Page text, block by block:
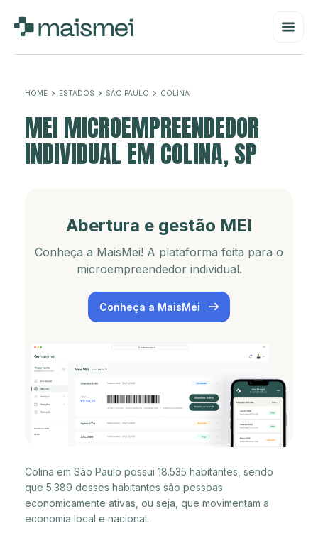
HOME ESTADOS SÃO PAULO COLINA
MEI MICROEMPREENDEDOR
INDIVIDUAL EM COLINA, SP
Abertura e gestão MEI
Conheça a MaisMei! A plataforma feita para o
microempreendedor individual.
Conheça a MaisMei
Colina em São Paulo possui 18.535 habitantes, sendo
que 5.389 desses habitantes são pessoas
economicamente ativas, ou seja, que movimentam a
economia local e nacional.